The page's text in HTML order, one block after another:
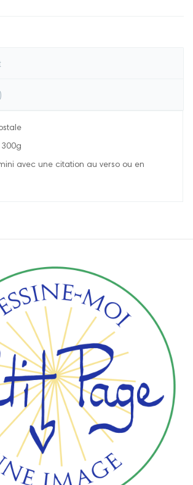
avec une citation au verso ou en